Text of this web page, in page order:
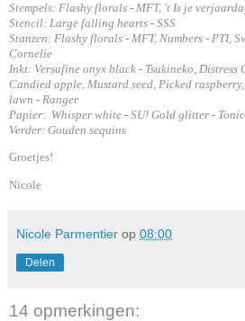
Stempels: Flashy florals - MFT, 't Is je
Stencil: Large falling hearts - SSS
Stanzen: Flashy florals - MFT, Numbers - PTI,
Cornelie
Inkt: Versafine onyx black - Tsukineko, Distress
Candied apple, Mustard seed, Picked
lawn - Ranger
Papier: Whisper white - SU! Gold glitter - Tonic
Verder: Gouden sequins
Groetjes!
Nicole
Nicole Parmentier op 08:00
Delen
14 opmerkingen: